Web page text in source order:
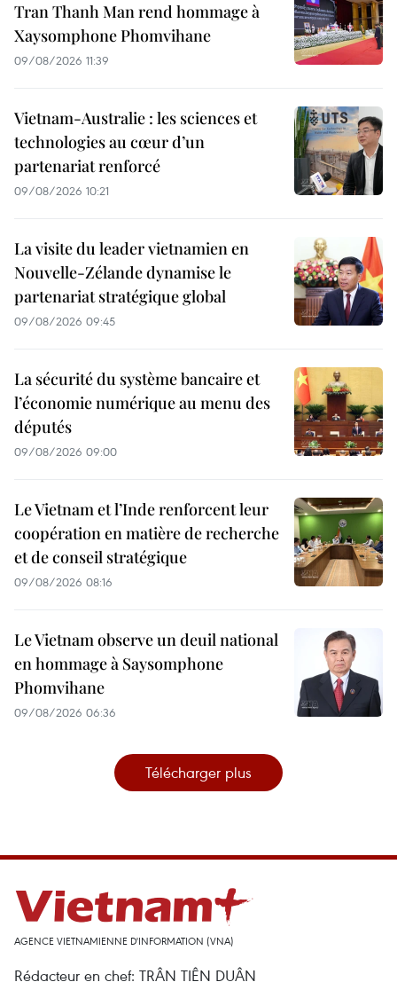
Tran Thanh Man rend hommage à
Xaysomphone Phomvihane
09/08/2026 11:39
Vietnam-Australie : les sciences et
technologies au cœur d’un
partenariat renforcé
09/08/2026 10:21
La visite du leader vietnamien en
Nouvelle-Zélande dynamise le
partenariat stratégique global
09/08/2026 09:45
La sécurité du système bancaire et
l’économie numérique au menu des
députés
09/08/2026 09:00
Le Vietnam et l’Inde renforcent leur
coopération en matière de recherche
et de conseil stratégique
09/08/2026 08:16
Le Vietnam observe un deuil national
en hommage à Saysomphone
Phomvihane
09/08/2026 06:36
Télécharger plus
AGENCE VIETNAMIENNE D'INFORMATION (VNA)
Rédacteur en chef: TRÂN TIÊN DUÂN